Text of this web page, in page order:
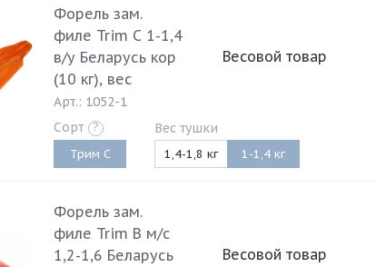
Форель зам.
филе Trim C 1-1,4
в/у Беларусь кор
(10 кг), вес
Арт.: 1052-1
Весовой товар
Сорт ?
Трим C
Вес тушки
1,4-1,8 кг 1-1,4 кг
Форель зам.
филе Trim B м/с
1,2-1,6 Беларусь
Весовой товар